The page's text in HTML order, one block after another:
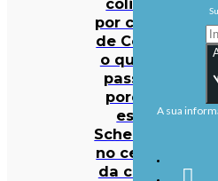
por causa
de Ceuta:
o que se
passa e
porque
está
Schengen
no centro
da crise?
A sua